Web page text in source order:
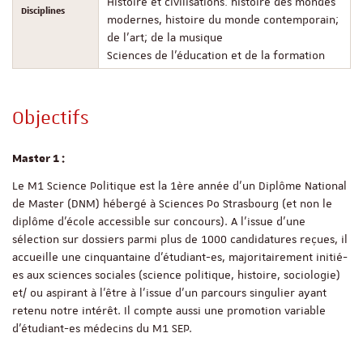
Disciplines
modernes, histoire du monde contemporain;
de l'art; de la musique
Sciences de l'éducation et de la formation
Objectifs
Master 1 :
Le M1 Science Politique est la 1ère année d'un Diplôme National
de Master (DNM) hébergé à Sciences Po Strasbourg (et non le
diplôme d'école accessible sur concours). A l’issue d’une
sélection sur dossiers parmi plus de 1000 candidatures reçues, il
accueille une cinquantaine d’étudiant-es, majoritairement initié-
es aux sciences sociales (science politique, histoire, sociologie)
et/ ou aspirant à l’être à l’issue d’un parcours singulier ayant
retenu notre intérêt. Il compte aussi une promotion variable
d’étudiant-es médecins du M1 SEP.